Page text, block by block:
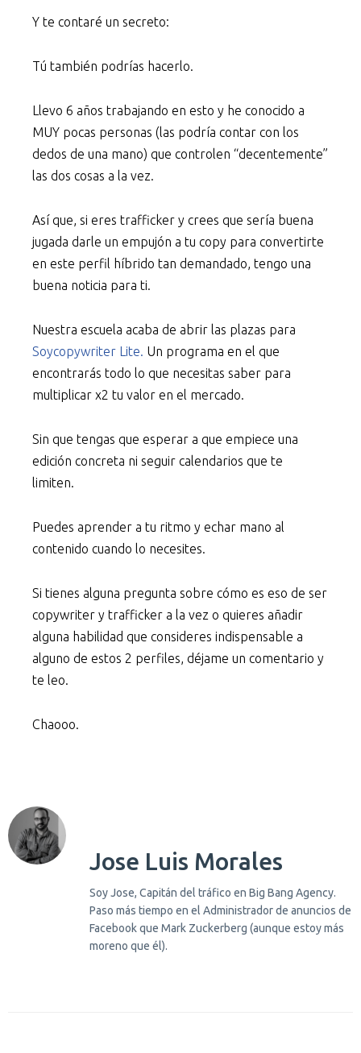
Y te contaré un secreto:
Tú también podrías hacerlo.
Llevo 6 años trabajando en esto y he conocido a
MUY pocas personas (las podría contar con los
dedos de una mano) que controlen “decentemente”
las dos cosas a la vez.
Así que, si eres trafficker y crees que sería buena
jugada darle un empujón a tu copy para convertirte
en este perfil híbrido tan demandado, tengo una
buena noticia para ti.
Nuestra escuela acaba de abrir las plazas para
Soycopywriter Lite. Un programa en el que
encontrarás todo lo que necesitas saber para
multiplicar x2 tu valor en el mercado.
Sin que tengas que esperar a que empiece una
edición concreta ni seguir calendarios que te
limiten.
Puedes aprender a tu ritmo y echar mano al
contenido cuando lo necesites.
Si tienes alguna pregunta sobre cómo es eso de ser
copywriter y trafficker a la vez o quieres añadir
alguna habilidad que consideres indispensable a
alguno de estos 2 perfiles, déjame un comentario y
te leo.
Chaooo.
Jose Luis Morales
Soy Jose, Capitán del tráfico en Big Bang Agency.
Paso más tiempo en el Administrador de anuncios de
Facebook que Mark Zuckerberg (aunque estoy más
moreno que él).